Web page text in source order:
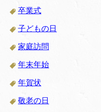
卒業式
子どもの日
家庭訪問
年末年始
年賀状
敬老の日